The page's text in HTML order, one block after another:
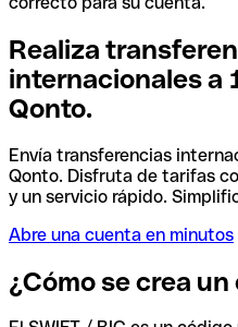
Realiza
internacionales a
Qonto.
Envía transferencias
Qonto. Disfruta de tarifas
y un servicio rápido.
Abre una cuenta en minutos
¿Cómo se crea un